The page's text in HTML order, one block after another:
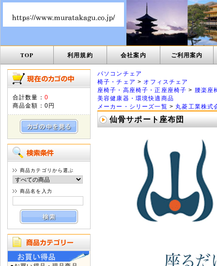
TOP 利用規約 会社案内 ご利用案内
合計数量： 0
商品金額： 0円
商品カテゴリから選ぶ
商品名を入力
パソコンチェア
椅子・チェア > オフィスチェア
座椅子・高座椅子・正座座椅子 > 腰楽座
美容健康器・環境快適商品
メーカー・シリーズ一覧 > 丸菱工業株式
仙骨サポート座布団